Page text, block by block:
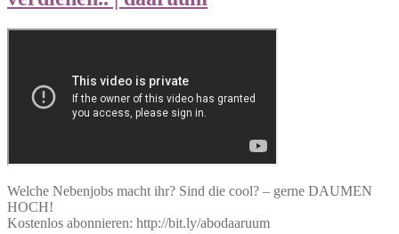
Welche Nebenjobs macht ihr? Sind die cool? – gerne DAUMEN
HOCH!
Kostenlos abonnieren: http://bit.ly/abodaaruum